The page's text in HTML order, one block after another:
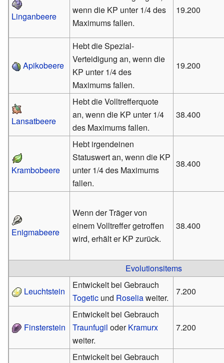
Linganbeere
wenn die KP unter 1/4 des
Maximums fallen.
19.200
Apikobeere
Hebt die Spezial-
Verteidigung an, wenn die
KP unter 1/4 des
Maximums fallen.
19.200
Lansatbeere
Hebt die Volltrefferquote
an, wenn die KP unter 1/4
des Maximums fallen.
38.400
Krambobeere
Hebt irgendeinen
Statuswert an, wenn die KP
unter 1/4 des Maximums
fallen.
38.400
Enigmabeere
Wenn der Träger von
einem Volltreffer getroffen
wird, erhält er KP zurück.
38.400
Evolutionsitems
Leuchtstein
Entwickelt bei Gebrauch
Togeticund Roseliaweiter.
7.200
Finsterstein
Entwickelt bei Gebrauch
Traunfugil oderKramurx
weiter.
7.200
Entwickelt bei Gebrauch